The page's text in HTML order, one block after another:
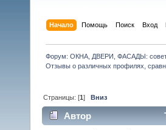
Начало Помощь Поиск Вход
Форум: ОКНА, ДВЕРИ, ФАСАДЫ:
Отзывы о различных профилях,
Страницы: [1]Вниз
Автор